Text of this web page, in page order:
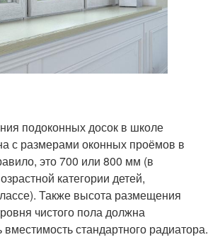
подоконных досок в школе
с размерами оконных проёмов в
это 700 или 800 мм (в
категории детей,
Также высота размещения
чистого пола должна
стандартного радиатора.